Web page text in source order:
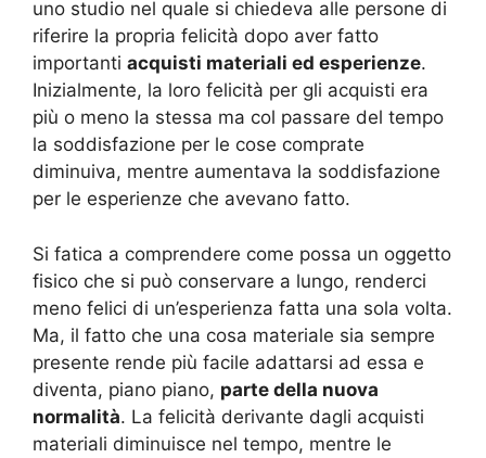
uno studio nel quale si chiedeva alle persone di
riferire la propria felicità dopo aver fatto
importanti acquisti materiali ed esperienze.
Inizialmente, la loro felicità per gli acquisti era
più o meno la stessa ma col passare del tempo
la soddisfazione per le cose comprate
diminuiva, mentre aumentava la soddisfazione
per le esperienze che avevano fatto.
Si fatica a comprendere come possa un oggetto
fisico che si può conservare a lungo, renderci
meno felici di un’esperienza fatta una sola volta.
Ma, il fatto che una cosa materiale sia sempre
presente rende più facile adattarsi ad essa e
diventa, piano piano, parte della nuova
normalità. La felicità derivante dagli acquisti
materiali diminuisce nel tempo, mentre le